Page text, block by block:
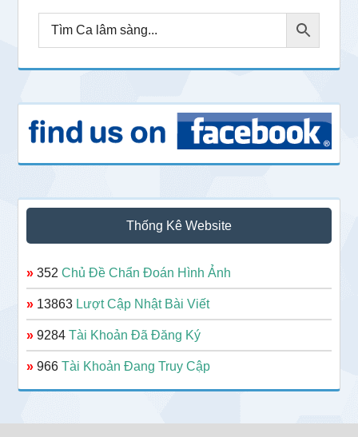
Thống Kê Website
» 352Chủ Đề Chẩn Đoán Hình Ảnh
» 13863 Lượt Cập Nhật Bài Viết
» 9284Tài Khoản Đã Đăng Ký
» 966Tài Khoản Đang Truy Cập